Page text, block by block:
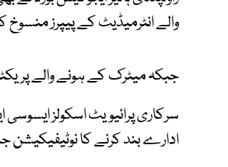
والے انٹرمیڈیٹ کے پیپرز منسوخ
جبکہ میٹرک کے ہونے والے
سرکاری پرائیویٹ اسکولز
ادارے بند کرنے کا نوٹیفیکیشن